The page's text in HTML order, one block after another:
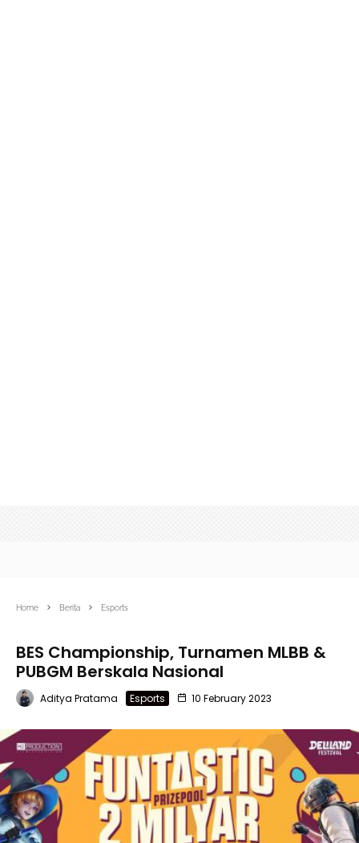
Home Berita Esports
BES Championship, Turnamen MLBB &
PUBGM Berskala Nasional
Aditya Pratama Esports 10 February 2023